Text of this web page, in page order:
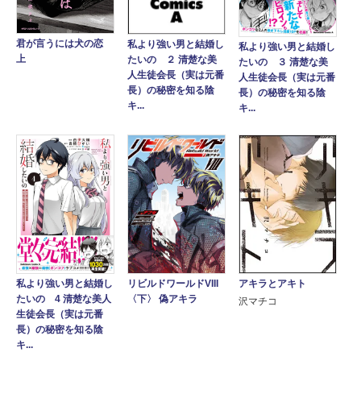
君が言うには犬の恋
上
私より強い男と結婚し
たいの ２ 清楚な美
人生徒会長（実は元番
長）の秘密を知る陰
キ...
私より強い男と結婚し
たいの ３ 清楚な美
人生徒会長（実は元番
長）の秘密を知る陰
キ...
私より強い男と結婚し
たいの 4 清楚な美人
生徒会長（実は元番
長）の秘密を知る陰
キ...
リビルドワールドVIII
〈下〉 偽アキラ
アキラとアキト
沢マチコ